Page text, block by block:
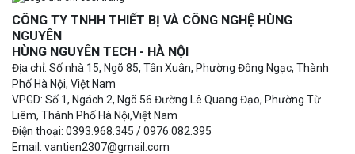
CÔNG TY TNHH THIẾT BỊ VÀ CÔNG NGHỆ HÙNG
NGUYÊN
HÙNG NGUYÊN TECH - HÀ NỘI
Địa chỉ: Số nhà 15, Ngõ 85, Tân Xuân, Phường Đông Ngạc, Thành
Phố Hà Nội, Việt Nam
VPGD: Số 1, Ngách 2, Ngõ 56 Đường Lê Quang Đạo, Phường Từ
Liêm, Thành Phố Hà Nội,Việt Nam
Điện thoại: 0393.968.345 / 0976.082.395
Email: vantien2307@gmail.com